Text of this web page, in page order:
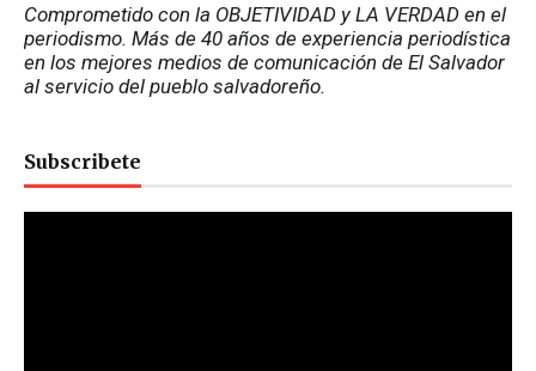
Comprometido con la OBJETIVIDAD y LA VERDAD en el
periodismo. Más de 40 años de experiencia periodística
en los mejores medios de comunicación de El Salvador
al servicio del pueblo salvadoreño.
Subscribete